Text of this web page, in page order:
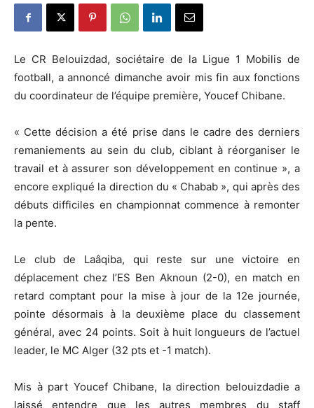
Le CR Belouizdad, sociétaire de la Ligue 1 Mobilis de
football, a annoncé dimanche avoir mis fin aux fonctions
du coordinateur de l’équipe première, Youcef Chibane.
« Cette décision a été prise dans le cadre des derniers
remaniements au sein du club, ciblant à réorganiser le
travail et à assurer son développement en continue », a
encore expliqué la direction du « Chabab », qui après des
débuts difficiles en championnat commence à remonter
la pente.
Le club de Laâqiba, qui reste sur une victoire en
déplacement chez l’ES Ben Aknoun (2-0), en match en
retard comptant pour la mise à jour de la 12e journée,
pointe désormais à la deuxième place du classement
général, avec 24 points. Soit à huit longueurs de l’actuel
leader, le MC Alger (32 pts et -1 match).
Mis à part Youcef Chibane, la direction belouizdadie a
laissé entendre que les autres membres du staff